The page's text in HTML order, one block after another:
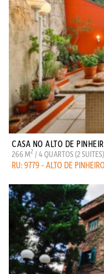
CASA NO ALTO DE
266 M2 / 4 QUARTOS (2
RU: 9779 - ALTO DE